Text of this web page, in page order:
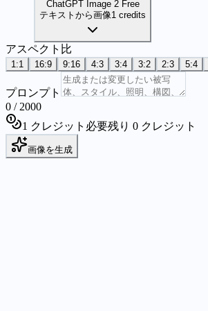
ChatGPT Image 2 Free
テキストから画像1 credits
アスペクト比
1:1 16:9 9:16 4:3 3:4 3:2 2:3 5:4
プロンプト
0 / 2000
1 クレジット必要残り 0 クレジット
画像を生成